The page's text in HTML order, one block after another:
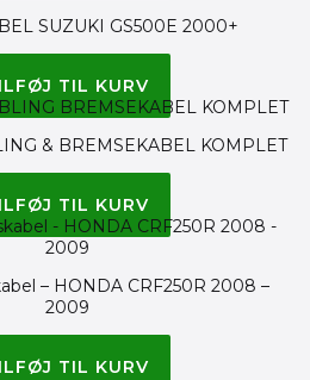
SUZUKI GS500E 2000+
TIL KURV
& BREMSEKABEL KOMPLET
TIL KURV
– HONDA CRF250R 2008 –
2009
TIL KURV